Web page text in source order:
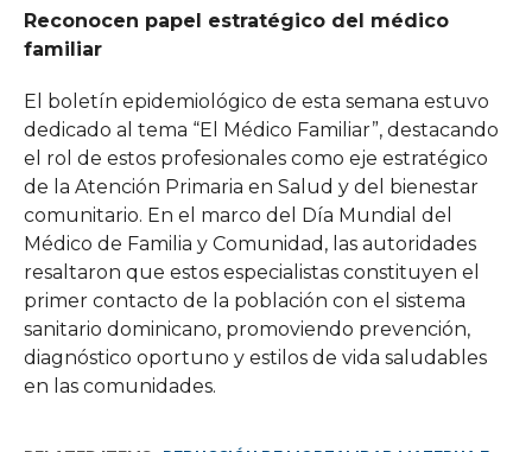
Reconocen papel estratégico del médico
familiar
El boletín epidemiológico de esta semana estuvo
dedicado al tema “El Médico Familiar”, destacando
el rol de estos profesionales como eje estratégico
de la Atención Primaria en Salud y del bienestar
comunitario. En el marco del Día Mundial del
Médico de Familia y Comunidad, las autoridades
resaltaron que estos especialistas constituyen el
primer contacto de la población con el sistema
sanitario dominicano, promoviendo prevención,
diagnóstico oportuno y estilos de vida saludables
en las comunidades.